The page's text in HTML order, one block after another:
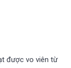
được vo viên từ